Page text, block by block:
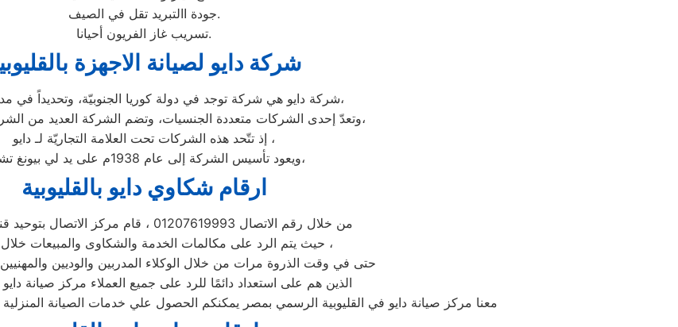
جودة االتبريد تقل في الصيف.
تسريب غاز الفريون أحيانا.
شركة دايو لصيانة الاجهزة
شركة دايو هي شركة توجد في دولة كوريا الجنوبيّة، وتحديداً في مدينة سيؤول،
وتعدّ إحدى الشركات متعددة الجنسيات، وتضم الشركة العديد من الشركات التابعة لها،
إذ تتّحد هذه الشركات تحت العلامة التجاريّة لـ دايو ،
ويعود تأسيس الشركة إلى عام 1938م على يد لي بيونغ تشول،
ارقام شكاوي دايو بالقليوبية
من خلال رقم الاتصال 01207619993 ، قام مركز الاتصال بتوحيد قنوات الاتصال
حيث يتم الرد على مكالمات الخدمة والشكاوى والمبيعات خلال 30 ثانية ،
حتى في وقت الذروة مرات من خلال الوكلاء المدربين والوديين
الذين هم على استعداد دائمًا للرد على جميع العملاء مركز صيانة دايو
معنا مركز صيانة دايو في القليوبية الرسمي بمصر يمكنكم الحصول علي خدمات الصيانة المنزلية